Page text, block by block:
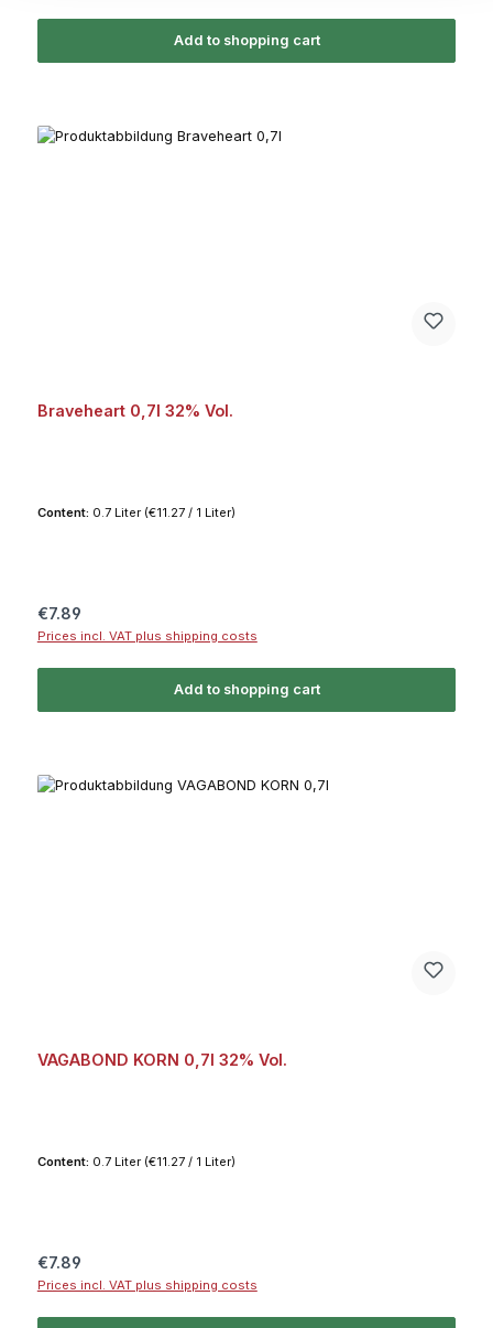
Add to shopping cart
Braveheart 0,7l 32% Vol.
Content: 0.7 Liter (€11.27 / 1 Liter)
Regular price:
€7.89
Prices incl. VAT plus shipping costs
Add to shopping cart
VAGABOND KORN 0,7l 32% Vol.
Content: 0.7 Liter (€11.27 / 1 Liter)
Regular price:
€7.89
Prices incl. VAT plus shipping costs